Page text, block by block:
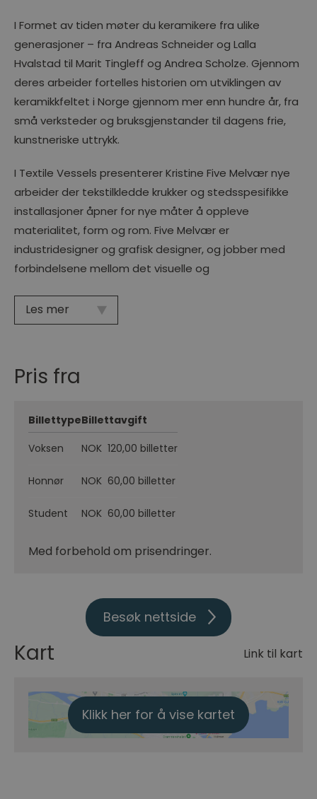
I Formet av tiden møter du keramikere fra ulike
generasjoner – fra Andreas Schneider og Lalla
Hvalstad til Marit Tingleff og Andrea Scholze. Gjennom
deres arbeider fortelles historien om utviklingen av
keramikkfeltet i Norge gjennom mer enn hundre år, fra
små verksteder og bruksgjenstander til dagens frie,
kunstneriske uttrykk.
I Textile Vessels presenterer Kristine Five Melvær nye
arbeider der tekstilkledde krukker og stedsspesifikke
installasjoner åpner for nye måter å oppleve
materialitet, form og rom. Five Melvær er
industridesigner og grafisk designer, og jobber med
forbindelsene mellom det visuelle og
Les mer
Pris fra
BillettypeBillettavgift
Voksen
NOK 120,00 billetter
Honnør NOK 60,00 billetter
Student NOK 60,00 billetter
Med forbehold om prisendringer.
Besøk nettside
Kart Link til kart
Klikk her for å vise kartet